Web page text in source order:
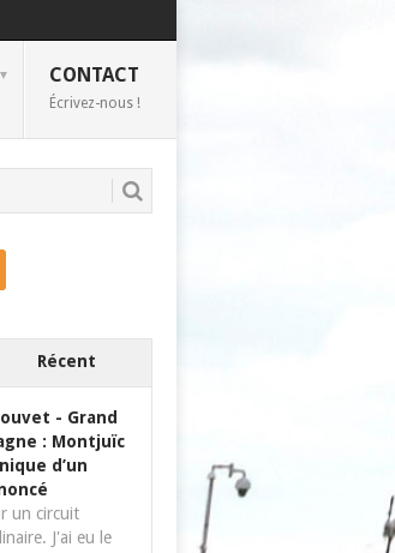
CONTACT
Écrivez-nous !
Récent
- Grand
: Montjuïc
d’un
un circuit
J'ai eu le